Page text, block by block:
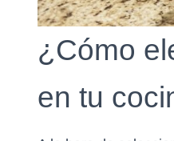
¿Cómo
en tu